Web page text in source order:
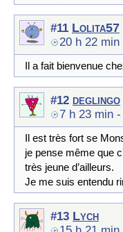
#11 Lolita57
20 h 22 min
Il a fait bienvenue
#12 deglingo
7 h 23 min -
Il est très fort se
je pense même que
très jeune d’ailleurs.
Je me suis entendu
#13 Lych